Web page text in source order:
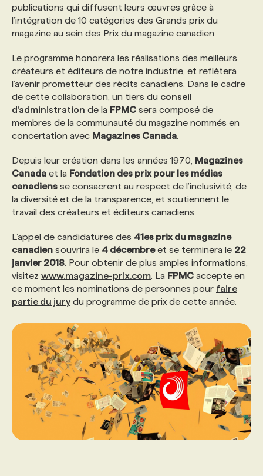
NOS TARIFS
PROGRAMMES DE SUBVENTIONS
FAQ
ANNONCEZ AVEC NOUS
ANNONCEZ AVEC NOUS
publications qui diffusent leurs œuvres grâce à
l’intégration de 10 catégories des Grands prix du
magazine au sein des Prix du magazine canadien.
Le programme honorera les réalisations des meilleurs
créateurs et éditeurs de notre industrie, et reflètera
l’avenir prometteur des récits canadiens. Dans le cadre
de cette collaboration, un tiers du conseil
d’administration de la FPMC sera composé de
membres de la communauté du magazine nommés en
concertation avec Magazines Canada
Depuis leur création dans les années 1970, Magazines
Canada et la Fondation des prix pour les médias
canadiens se consacrent au respect de l’inclusivité, de
la diversité et de la transparence, et soutiennent le
travail des créateurs et éditeurs canadiens.
L’appel de candidatures des 41es prix du magazine
canadien s’ouvrira le 4 décembreet se terminera le 22
janvier 2018 . Pour obtenir de plus amples informations,
visitez www.magazine-prix.com . La FPMC accepte en
ce moment les nominations de personnes pour faire
partie du jury du programme de prix de cette année.